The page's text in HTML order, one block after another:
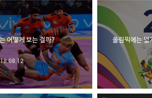
어떻게 보는 걸까? 올림픽에는 없